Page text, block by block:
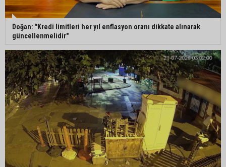
Doğan: "Kredi limitleri her yıl enflasyon oranı dikkate alınarak
güncellenmelidir"